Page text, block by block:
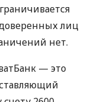
лиц
нет.
— это